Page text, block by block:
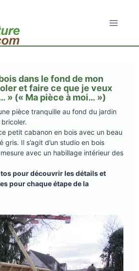
dans le fond de mon
et faire ce que je veux
» (« Ma pièce à moi… »)
pièce tranquille au fond du jardin
petit cabanon en bois avec un beau
Il s’agit d’un studio en bois
avec un habillage intérieur des
pour découvrir les détails et
pour chaque étape de la